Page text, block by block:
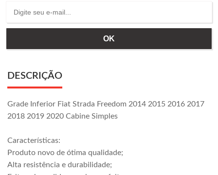
DESCRIÇÃO
Grade Inferior Fiat Strada Freedom 2014 2015 2016 2017
2018 2019 2020 Cabine Simples
Características:
Produto novo de ótima qualidade;
Alta resistência e durabilidade;